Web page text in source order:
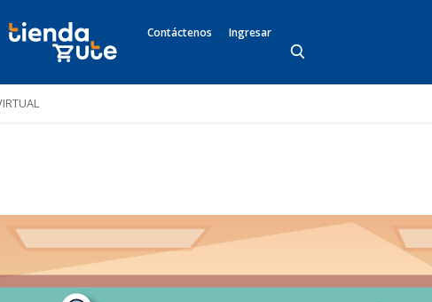
Contáctenos Ingresar